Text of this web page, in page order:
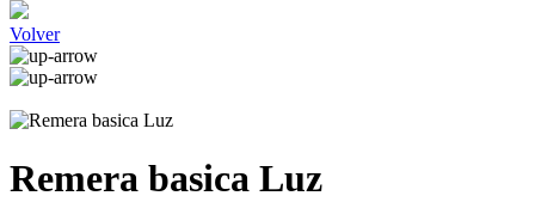
Volver
Remera basica Luz